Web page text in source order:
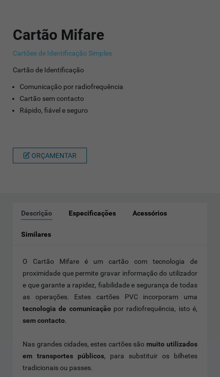
Cartão Mifare
Cartões de Identificação Simples
Cartão de Identificação
Comunicação por radiofrequência
Cartão sem contacto
Rápido, fiável e seguro
ORÇAMENTAR
Descrição Especificações Acessórios
Similares
O Cartão Mifare é um cartão com tecnologia de
proximidade que permite gravar informação do utilizador
e que garante a rapidez, fiabilidade e segurança de todas
as operações. Estes cartões PVC incorporam uma
tecnologia de comunicaçãopor radiofrequência, isto é,
sem contacto.
Nas grandes cidades, estes cartões são muito utilizados
em transportes públicos, para substituir os bilhetes
tradicionais ou passes.